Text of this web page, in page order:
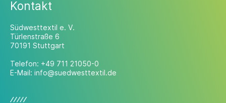
Kontakt
Südwesttextil e. V.
Türlenstraße 6
70191 Stuttgart
Telefon: +49 711 21050-0
E-Mail: info@suedwesttextil.de